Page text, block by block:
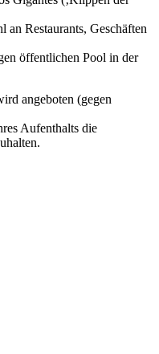
an Restaurants, Geschäften
öffentlichen Pool in der
angeboten (gegen
Aufenthalts die